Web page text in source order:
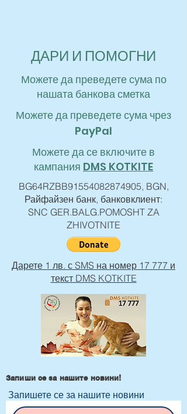
ДАРИ И ПОМОГНИ
Можете да преведете сума по
нашата банкова сметка
Можете да преведете сума чрез
PayPal
Можете да се включите в
кампания DMS KOTKITE
BG64RZBB91554082874905, BGN,
Райфайзен банк, банковклиент:
SNC GER.BALG.POMOSHT ZA
ZHIVOTNITE
Дарете 1 лв. с SMS на номер 17 777 и
текст DMS KOTKITE
Запиши се за нашите новини!
Запишете се за нашите новини